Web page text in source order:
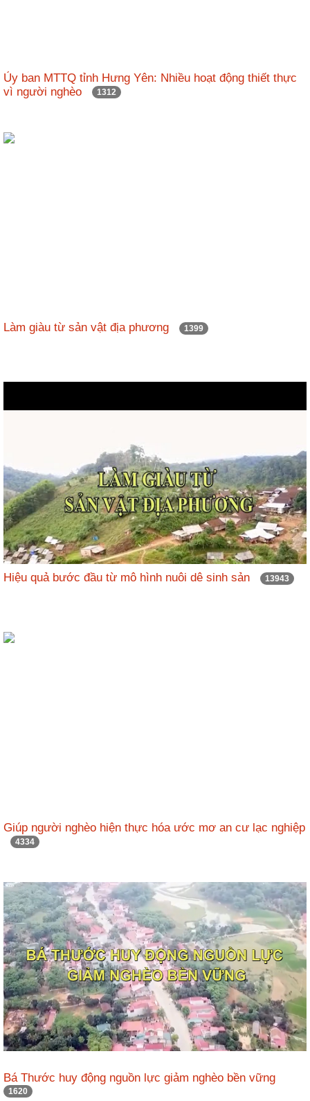
Ủy ban MTTQ tỉnh Hưng Yên: Nhiều hoạt động thiết thực
vì người nghèo
1312
Làm giàu từ sản vật địa phương 1399
Hiệu quả bước đầu từ mô hình nuôi dê sinh sản 13943
Giúp người nghèo hiện thực hóa ước mơ an cư lạc nghiệp
4334
Bá Thước huy động nguồn lực giảm nghèo bền vững
1620